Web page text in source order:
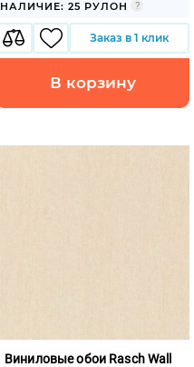
НАЛИЧИЕ: 25 РУЛОН
Заказ в 1 клик
В корзину
Виниловые обои Rasch Wall